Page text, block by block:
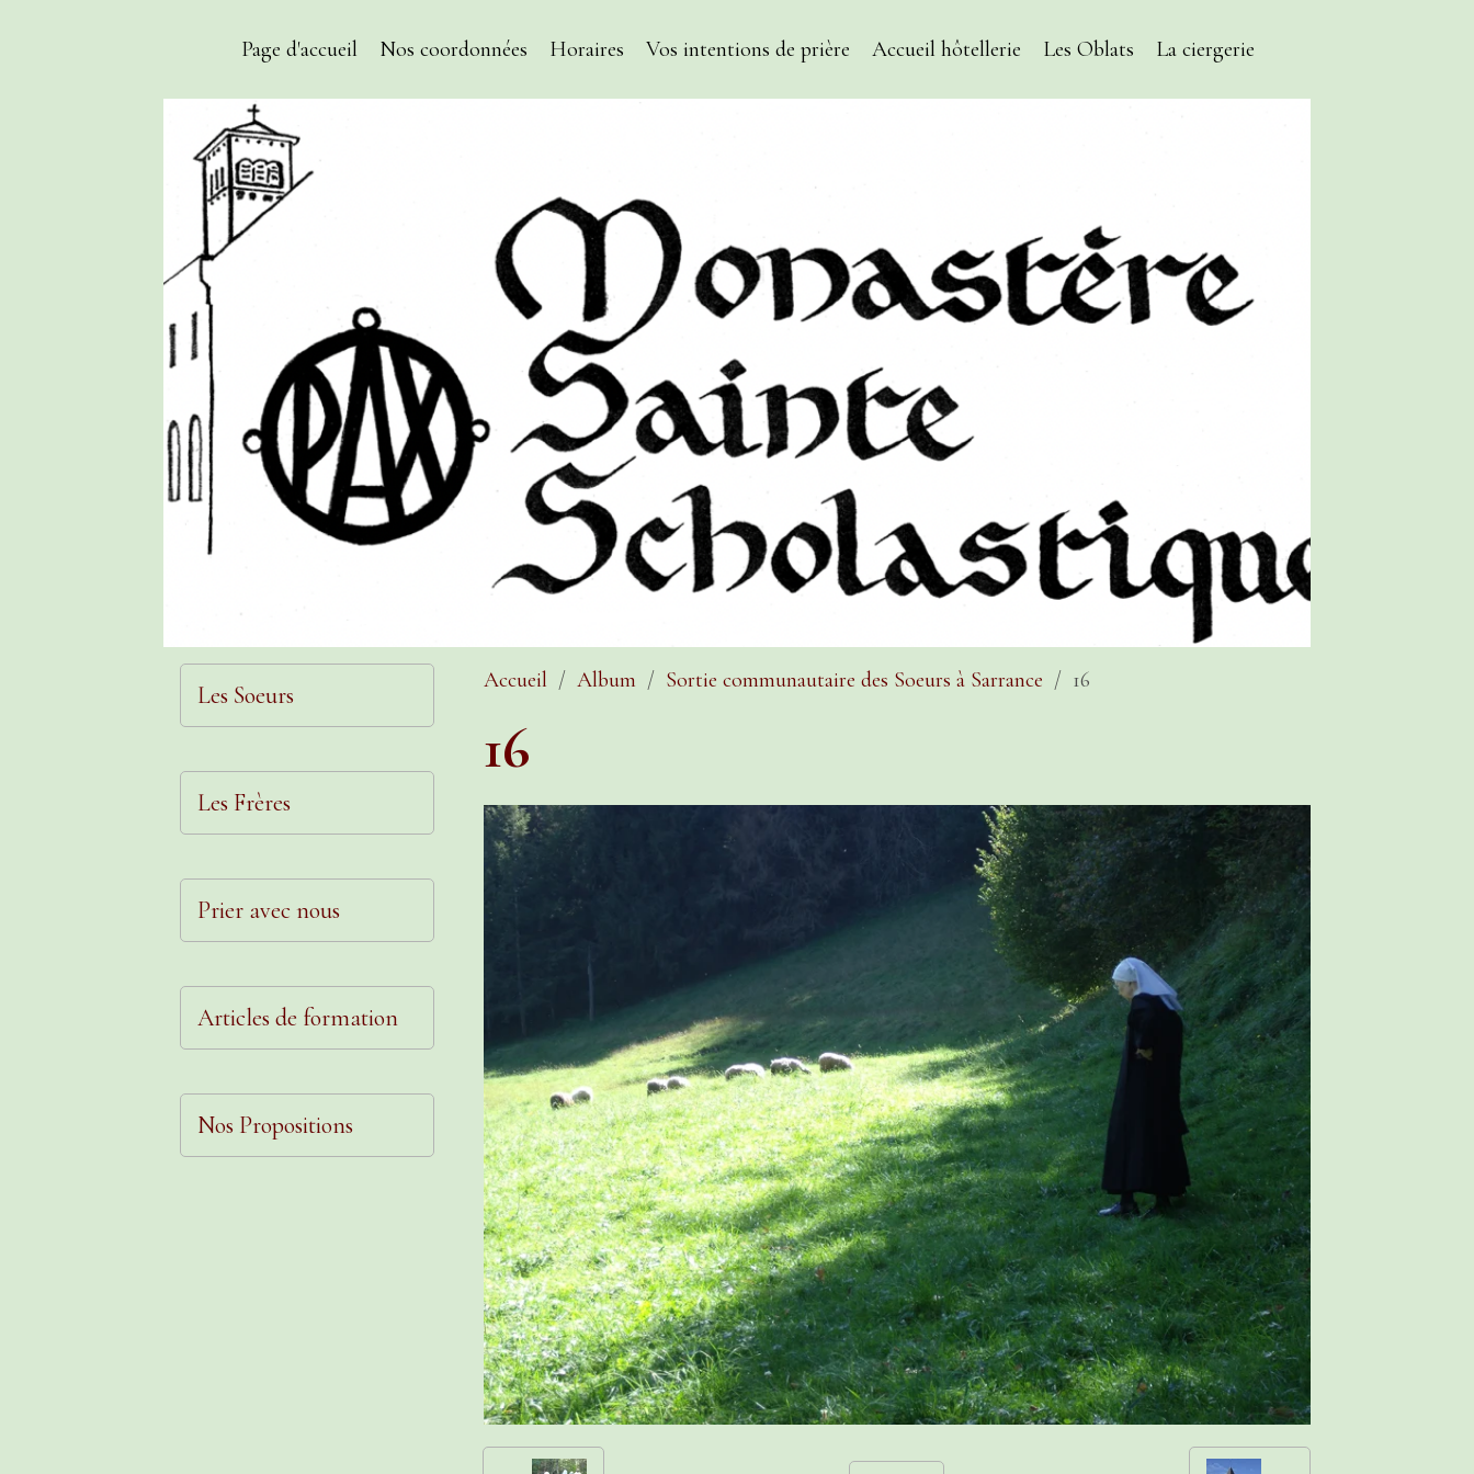
Page d'accueil Nos coordonnées Horaires Vos intentions de prière Accueil hôtellerie Les Oblats La ciergerie
Accueil Album Sortie communautaire des Soeurs à Sarrance 16
16
Les Soeurs
Les Frères
Prier avec nous
Articles de formation
Nos Propositions